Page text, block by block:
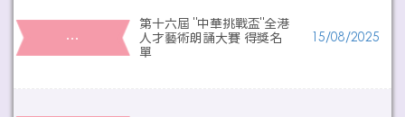
…
第十六屆 "中華挑戰盃"全港
人才藝術朗誦大賽 得獎名
單
15/08/2025